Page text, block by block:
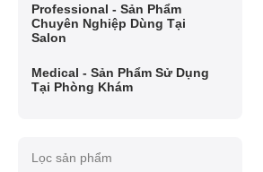
Professional - Sản Phẩm
Chuyên Nghiệp Dùng Tại
Salon
Medical - Sản Phẩm Sử Dụng
Tại Phòng Khám
Lọc sản phẩm